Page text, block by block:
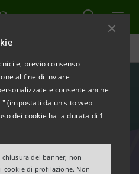
e, previo consenso
al fine di inviare
e consente anche
(impostati da un sito web
dei cookie ha la durata di 1
del banner, non
cookie di profilazione. Non